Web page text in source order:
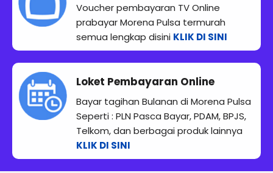
Voucher pembayaran TV Online
prabayar Morena Pulsa termurah
semua lengkap disini KLIK DI SINI
Loket Pembayaran Online
Bayar tagihan Bulanan di Morena Pulsa
Seperti : PLN Pasca Bayar, PDAM, BPJS,
Telkom, dan berbagai produk lainnya
KLIK DI SINI